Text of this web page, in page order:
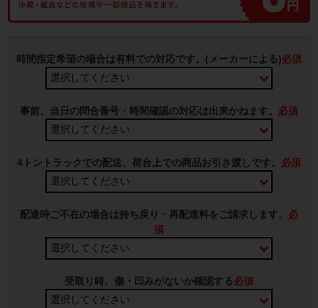
時間指定希望の場合は有料での対応です。(メーカーによる)必須
事前、当日の問合番号・時間確認の対応は出来かねます。 必須
4トントラックでの配送、荷台上での商品お引き渡しです。 必須
配達時ご不在の場合は持ち戻り・再配達料をご請求します。 必
須
受取り時、傷・凹みがないか確認する必須